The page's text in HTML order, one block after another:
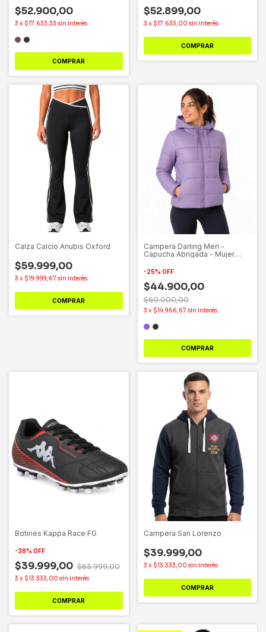
$52.900,00
3 x $17.633,33 sin interés
COMPRAR
$52.899,00
3 x $17.633,00 sin interés
COMPRAR
Calza Calcio Anubis Oxford
$59.999,00
3 x $19.999,67 sin interés
COMPRAR
Campera Darling Meri -
Capucha Abrigada - Mujer
-25% OFF
$44.900,00
$60.000,00
3 x $14.966,67 sin interés
COMPRAR
Botines Kappa Race FG
-38% OFF
$39.999,00 $63.999,00
3 x $13.333,00 sin interés
COMPRAR
Campera San Lorenzo
$39.999,00
3 x $13.333,00 sin interés
COMPRAR